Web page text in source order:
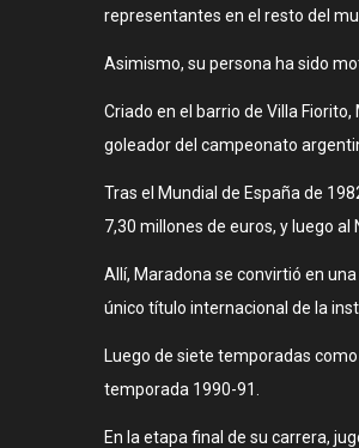
representantes en el resto del
Asimismo, su persona ha sido
Criado en el barrio de Villa
goleador del campeonato
Tras el Mundial de España de
7,30 millones de euros, y luego
Allí, Maradona se convirtió en
único título internacional de la
Luego de siete temporadas
temporada 1990-91.
En la etapa final de su carrera,